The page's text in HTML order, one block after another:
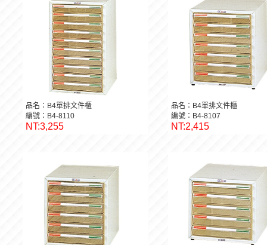
品名：B4單排文件櫃
編號：B4-8110
NT:3,255
品名：B4單排文件櫃
編號：B4-8107
NT:2,415